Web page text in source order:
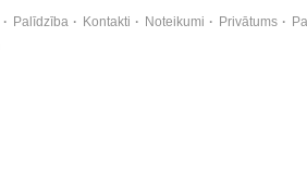
Palīdzība Kontakti Noteikumi Privātums